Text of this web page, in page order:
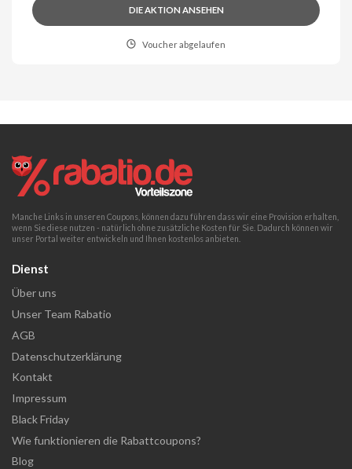
DIE AKTION ANSEHEN
Voucher abgelaufen
Manche Links in unseren Coupons, können dazu führen dass wir eine Provision erhalten,
wenn Sie diese nutzen - natürlich ohne zusätzliche Kosten für Sie. Dadurch können wir
unser Portal weiter entwickeln und Ihnen kostenlos anbieten.
Dienst
Über uns
Unser Team Rabatio
AGB
Datenschutzerklärung
Kontakt
Impressum
Black Friday
Wie funktionieren die Rabattcoupons?
Blog